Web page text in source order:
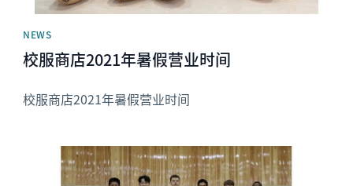
NEWS
校服商店2021年暑假营业时间
校服商店2021年暑假营业时间
News image